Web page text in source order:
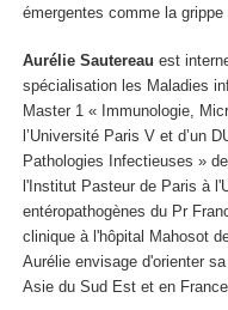
émergentes comme la grippe
Aurélie Sautereau est
spécialisation les Maladies
Master 1 « Immunologie,
l’Université Paris V et d’un
Pathologies Infectieuses »
l'Institut Pasteur de Paris à
entéropathogènes du Pr
clinique à l'hôpital Mahosot
Aurélie envisage d'orienter
Asie du Sud Est et en